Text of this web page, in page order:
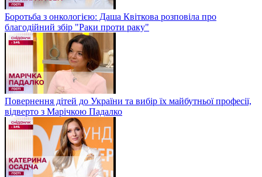
Боротьба з онкологією: Даша Квіткова розповіла про
благодійний збір "Раки проти раку"
Повернення дітей до України та вибір їх майбутньої професії,
відверто з Марічкою Падалко